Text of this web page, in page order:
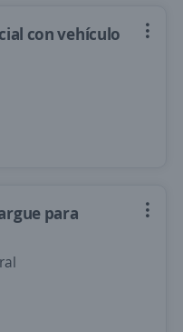
con vehículo
para